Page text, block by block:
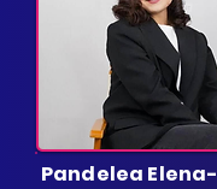
Pandelea Elena-